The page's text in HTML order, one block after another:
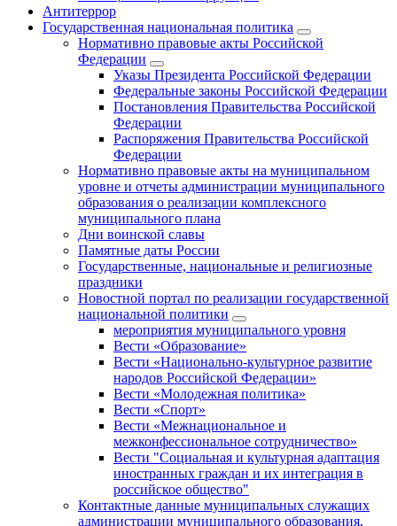
Антитеррор
Государственная национальная политика
Нормативно правовые акты Российской
Федерации
Указы Президента Российской Федерации
Федеральные законы Российской Федерации
Постановления Правительства Российской
Федерации
Распоряжения Правительства Российской
Федерации
Нормативно правовые акты на муниципальном
уровне и отчеты администрации муниципального
образования о реализации комплексного
муниципального плана
Дни воинской славы
Памятные даты России
Государственные, национальные и религиозные
праздники
Новостной портал по реализации государственной
национальной политики
мероприятия муниципального уровня
Вести «Образование»
Вести «Национально-культурное развитие
народов Российской Федерации»
Вести «Молодежная политика»
Вести «Спорт»
Вести «Межнациональное и
межконфессиональное сотрудничество»
Вести "Социальная и культурная адаптация
иностранных граждан и их интеграция в
российское общество"
Контактные данные муниципальных служащих
администрации муниципального образования,